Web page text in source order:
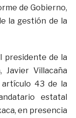
de Gobierno,
la gestión de la
presidente de la
Javier Villacaña
artículo 43 de la
estatal
en presencia